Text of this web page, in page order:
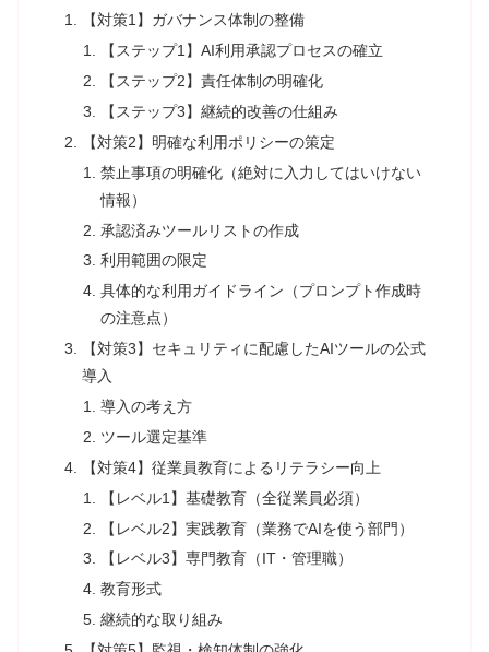
【対策1】ガバナンス体制の整備
【ステップ1】AI利用承認プロセスの確立
【ステップ2】責任体制の明確化
【ステップ3】継続的改善の仕組み
【対策2】明確な利用ポリシーの策定
禁止事項の明確化（絶対に入力してはいけない
情報）
承認済みツールリストの作成
利用範囲の限定
具体的な利用ガイドライン（プロンプト作成時
の注意点）
【対策3】セキュリティに配慮したAIツールの公式
導入
導入の考え方
ツール選定基準
【対策4】従業員教育によるリテラシー向上
【レベル1】基礎教育（全従業員必須）
【レベル2】実践教育（業務でAIを使う部門）
【レベル3】専門教育（IT・管理職）
教育形式
継続的な取り組み